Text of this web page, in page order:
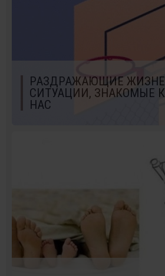
РАЗДРАЖАЮЩИЕ
СИТУАЦИИ, ЗНАКОМЫЕ
НАС